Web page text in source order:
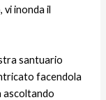
vi inonda il
santuario
facendola
ascoltando